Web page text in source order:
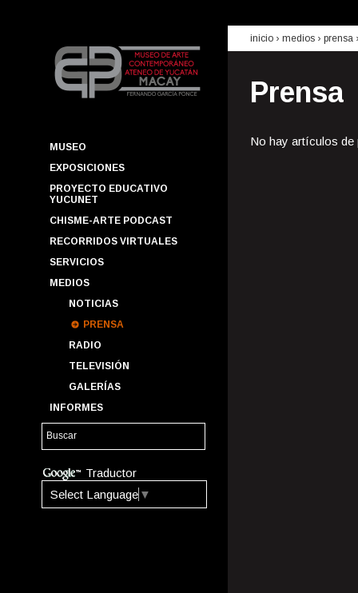
MUSEO
EXPOSICIONES
PROYECTO EDUCATIVO
YUCUNET
CHISME-ARTE PODCAST
RECORRIDOS VIRTUALES
SERVICIOS
MEDIOS
NOTICIAS
PRENSA
RADIO
TELEVISIÓN
GALERÍAS
INFORMES
Traductor
Select Language ▼
inicio › medios › prensa
Prensa
No hay artículos de